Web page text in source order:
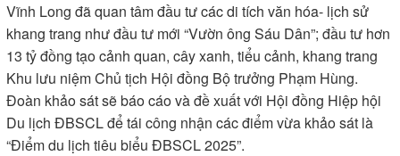
Vĩnh Long đã quan tâm đầu tư các di tích văn hóa- lịch sử
khang trang như đầu tư mới “Vườn ông Sáu Dân”; đầu tư hơn
13 tỷ đồng tạo cảnh quan, cây xanh, tiểu cảnh, khang trang
Khu lưu niệm Chủ tịch Hội đồng Bộ trưởng Phạm Hùng.
Đoàn khảo sát sẽ báo cáo và đề xuất với Hội đồng Hiệp hội
Du lịch ĐBSCL để tái công nhận các điểm vừa khảo sát là
“Điểm du lịch tiêu biểu ĐBSCL 2025”.